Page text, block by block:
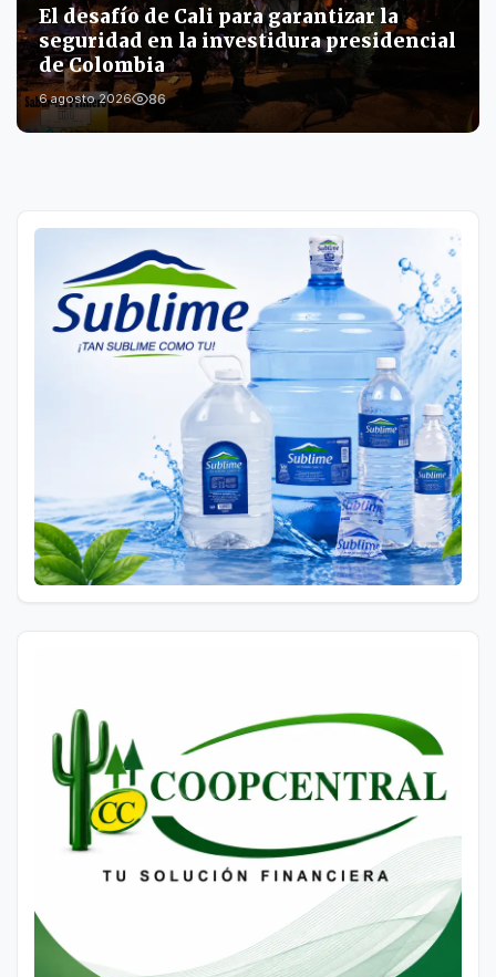
El desafío de Cali para garantizar la
seguridad en la investidura presidencial
de Colombia
6 agosto 2026 86